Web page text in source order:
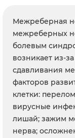
Межреберная
межреберных
болевым
возникает из-
сдавливания
факторов
клетки:
вирусные
лишай; зажим
нерва;